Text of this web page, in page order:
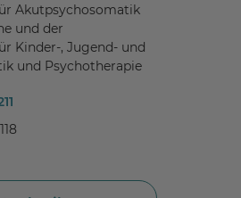
Akutpsychosomatik
und der
Kinder-, Jugend- und
und Psychotherapie